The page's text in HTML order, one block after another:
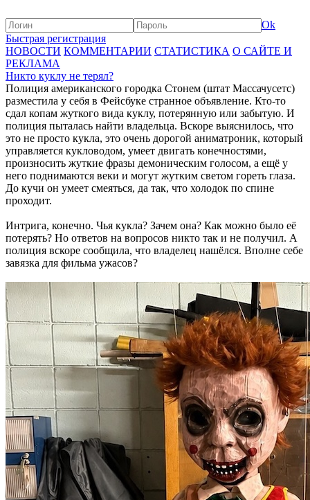
Ok
Быстрая регистрация
НОВОСТИ КОММЕНТАРИИ СТАТИСТИКА О САЙТЕ И
РЕКЛАМА
Никто куклу не терял?
Полиция американского городка Стонем (штат Массачусетс)
разместила у себя в Фейсбуке странное объявление. Кто-то
сдал копам жуткого вида куклу, потерянную или забытую. И
полиция пыталась найти владельца. Вскоре выяснилось, что
это не просто кукла, это очень дорогой аниматроник, который
управляется кукловодом, умеет двигать конечностями,
произносить жуткие фразы демоническим голосом, а ещё у
него поднимаются веки и могут жутким светом гореть глаза.
До кучи он умеет смеяться, да так, что холодок по спине
проходит.
Интрига, конечно. Чья кукла? Зачем она? Как можно было её
потерять? Но ответов на вопросов никто так и не получил. А
полиция вскоре сообщила, что владелец нашёлся. Вполне себе
завязка для фильма ужасов?